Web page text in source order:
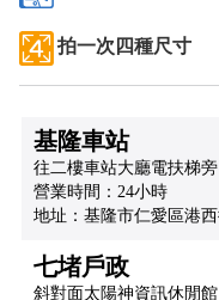
拍一次四種尺寸
基隆車站
往二樓車站大廳電扶梯
營業時間：24小時
地址：基隆市仁愛區港
七堵戶政
斜對面太陽神資訊休閒館